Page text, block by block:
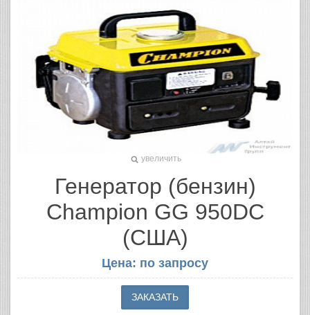
увеличить
Генератор (бензин)
Champion GG 950DC
(США)
Цена: по запросу